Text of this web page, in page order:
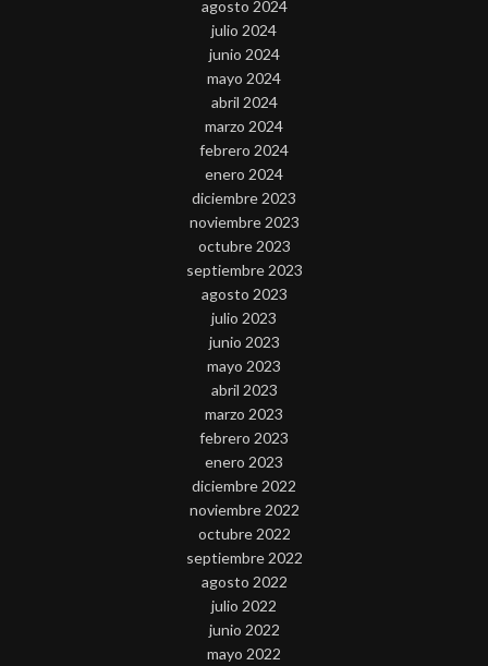
agosto 2024
julio 2024
junio 2024
mayo 2024
abril 2024
marzo 2024
febrero 2024
enero 2024
diciembre 2023
noviembre 2023
octubre 2023
septiembre 2023
agosto 2023
julio 2023
junio 2023
mayo 2023
abril 2023
marzo 2023
febrero 2023
enero 2023
diciembre 2022
noviembre 2022
octubre 2022
septiembre 2022
agosto 2022
julio 2022
junio 2022
mayo 2022